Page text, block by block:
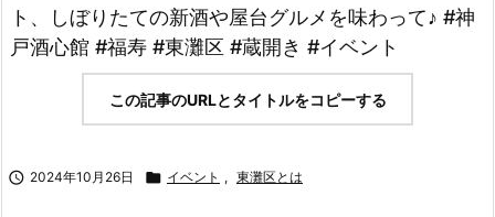
ト、しぼりたての新酒や屋台グルメを味わって♪ #神
戸酒心館 #福寿 #東灘区 #蔵開き #イベント
この記事のURLとタイトルをコピーする
 2024年10月26日  イベント , 東灘区とは